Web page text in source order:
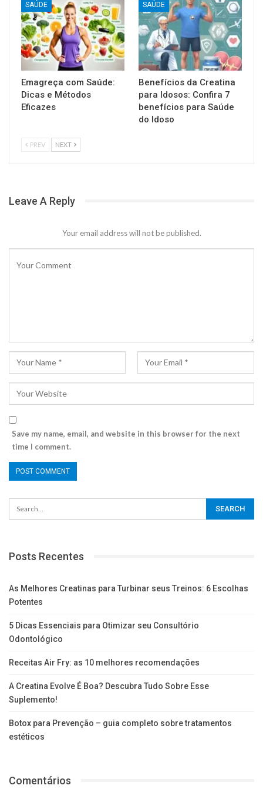
SAÚDE
Emagreça com Saúde:
Dicas e Métodos
Eficazes
SAÚDE
Benefícios da Creatina
para Idosos: Confira 7
benefícios para Saúde
do Idoso
PREV NEXT
Leave A Reply
Your email address will not be published.
Save my name, email, and website in this browser for the next
time I comment.
Posts Recentes
As Melhores Creatinas para Turbinar seus Treinos: 6 Escolhas
Potentes
5 Dicas Essenciais para Otimizar seu Consultório
Odontológico
Receitas Air Fry: as 10 melhores recomendações
A Creatina Evolve É Boa? Descubra Tudo Sobre Esse
Suplemento!
Botox para Prevenção – guia completo sobre tratamentos
estéticos
Comentários